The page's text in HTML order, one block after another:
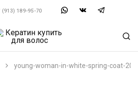
(913) 189-95-70
young-woman-in-white-spring-coat-